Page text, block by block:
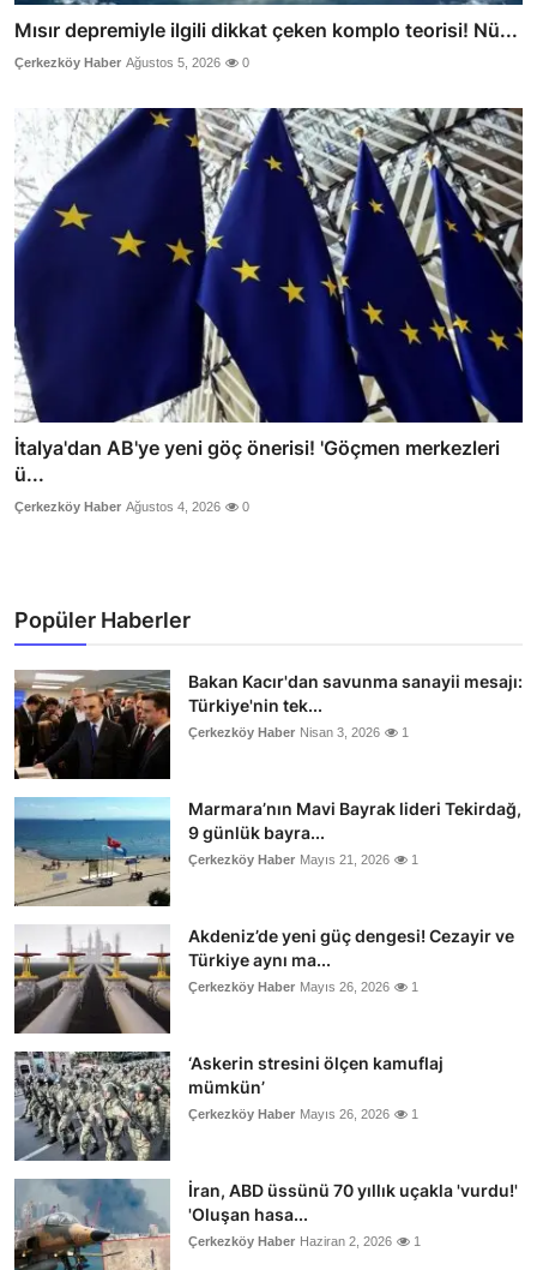
Mısır depremiyle ilgili dikkat çeken komplo teorisi! Nü...
Çerkezköy Haber Ağustos 5, 2026 0
İtalya'dan AB'ye yeni göç önerisi! 'Göçmen merkezleri
ü...
Çerkezköy Haber Ağustos 4, 2026 0
Popüler Haberler
Bakan Kacır'dan savunma sanayii mesajı:
Türkiye'nin tek...
Çerkezköy Haber Nisan 3, 2026 1
Marmara’nın Mavi Bayrak lideri Tekirdağ,
9 günlük bayra...
Çerkezköy Haber Mayıs 21, 2026 1
Akdeniz’de yeni güç dengesi! Cezayir ve
Türkiye aynı ma...
Çerkezköy Haber Mayıs 26, 2026 1
‘Askerin stresini ölçen kamuflaj
mümkün’
Çerkezköy Haber Mayıs 26, 2026 1
İran, ABD üssünü 70 yıllık uçakla 'vurdu!'
'Oluşan hasa...
Çerkezköy Haber Haziran 2, 2026 1